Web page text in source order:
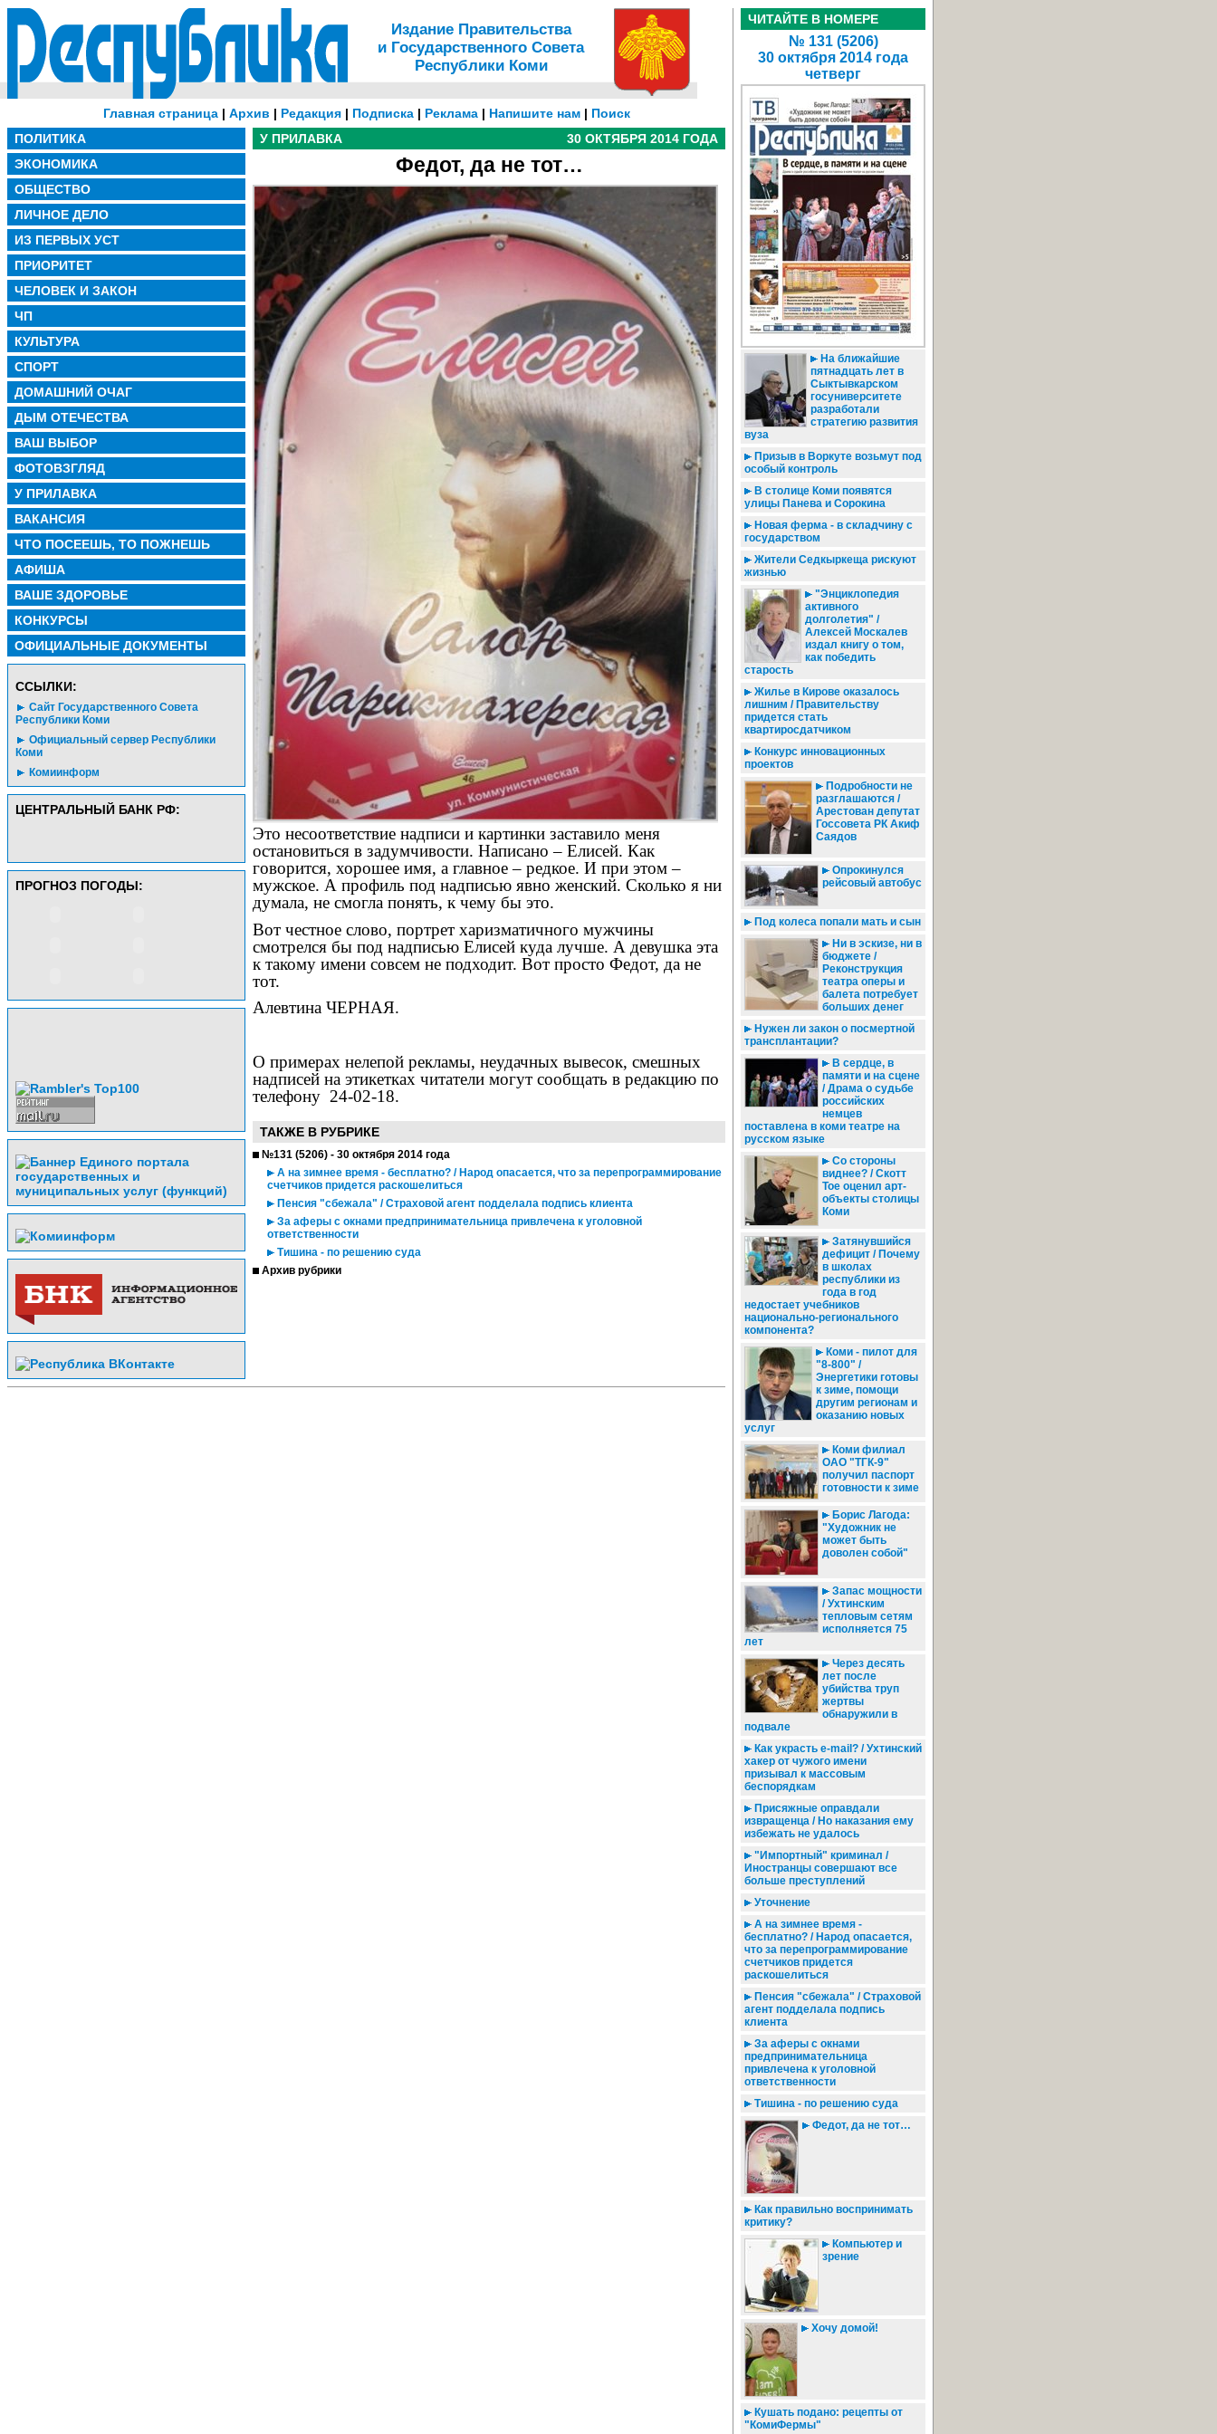
Издание Правительства
и Государственного Совета
Республики Коми
Главная страница| Архив | Редакция| Подписка| Реклама| Напишите нам| Поиск
ПОЛИТИКА
ЭКОНОМИКА
ОБЩЕСТВО
ЛИЧНОЕ ДЕЛО
ИЗ ПЕРВЫХ УСТ
ПРИОРИТЕТ
ЧЕЛОВЕК И ЗАКОН
ЧП
КУЛЬТУРА
СПОРТ
ДОМАШНИЙ ОЧАГ
ДЫМ ОТЕЧЕСТВА
ВАШ ВЫБОР
ФОТОВЗГЛЯД
У ПРИЛАВКА
ВАКАНСИЯ
ЧТО ПОСЕЕШЬ, ТО ПОЖНЕШЬ
АФИША
ВАШЕ ЗДОРОВЬЕ
КОНКУРСЫ
ОФИЦИАЛЬНЫЕ ДОКУМЕНТЫ
CСЫЛКИ:
Сайт Государственного Совета
Республики Коми
Официальный сервер Республики
Коми
Комиинформ
ЦЕНТРАЛЬНЫЙ БАНК РФ:
ПРОГНОЗ ПОГОДЫ:
У ПРИЛАВКА 30 ОКТЯБРЯ 2014 ГОДА
Федот, да не тот…
Это несоответствие надписи и картинки заставило меня
остановиться в задумчивости. Написано – Елисей. Как
говорится, хорошее имя, а главное – редкое. И при этом –
мужское. А профиль под надписью явно женский. Сколько я ни
думала, не смогла понять, к чему бы это.
Вот честное слово, портрет харизматичного мужчины
смотрелся бы под надписью Елисей куда лучше. А девушка эта
к такому имени совсем не подходит. Вот просто Федот, да не
тот.
Алевтина ЧЕРНАЯ.
О примерах нелепой рекламы, неудачных вывесок, смешных
надписей на этикетках читатели могут сообщать в редакцию по
телефону 24-02-18.
ТАКЖЕ В РУБРИКЕ
№131 (5206) - 30 октября 2014 года
А на зимнее время - бесплатно? / Народ опасается, что за перепрограммирование
счетчиков придется раскошелиться
Пенсия "сбежала" / Страховой агент подделала подпись клиента
За аферы с окнами предпринимательница привлечена к уголовной
ответственности
Тишина - по решению суда
Архив рубрики
ЧИТАЙТЕ В НОМЕРЕ
№ 131 (5206)
30 октября 2014 года
четверг
На ближайшие
пятнадцать лет в
Сыктывкарском
госуниверситете
разработали
стратегию развития
вуза
Призыв в Воркуте возьмут под
особый контроль
В столице Коми появятся
улицы Панева и Сорокина
Новая ферма - в складчину с
государством
Жители Седкыркеща рискуют
жизнью
"Энциклопедия
активного
долголетия" /
Алексей Москалев
издал книгу о том,
как победить
старость
Жилье в Кирове оказалось
лишним / Правительству
придется стать
квартиросдатчиком
Конкурс инновационных
проектов
Подробности не
разглашаются /
Арестован депутат
Госсовета РК Акиф
Саядов
Опрокинулся
рейсовый автобус
Под колеса попали мать и сын
Ни в эскизе, ни в
бюджете /
Реконструкция
театра оперы и
балета потребует
больших денег
Нужен ли закон о посмертной
трансплантации?
В сердце, в
памяти и на сцене
/ Драма о судьбе
российских
немцев
поставлена в коми театре на
русском языке
Со стороны
виднее? / Скотт
Тое оценил арт-
объекты столицы
Коми
Затянувшийся
дефицит / Почему
в школах
республики из
года в год
недостает учебников
национально-регионального
компонента?
Коми - пилот для
"8-800" /
Энергетики готовы
к зиме, помощи
другим регионам и
оказанию новых
услуг
Коми филиал
ОАО "ТГК-9"
получил паспорт
готовности к зиме
Борис Лагода:
"Художник не
может быть
доволен собой"
Запас мощности
/ Ухтинским
тепловым сетям
исполняется 75
лет
Через десять
лет после
убийства труп
жертвы
обнаружили в
подвале
Как украсть e-mail? / Ухтинский
хакер от чужого имени
призывал к массовым
беспорядкам
Присяжные оправдали
извращенца / Но наказания ему
избежать не удалось
"Импортный" криминал /
Иностранцы совершают все
больше преступлений
Уточнение
А на зимнее время -
бесплатно? / Народ опасается,
что за перепрограммирование
счетчиков придется
раскошелиться
Пенсия "сбежала" / Страховой
агент подделала подпись
клиента
За аферы с окнами
предпринимательница
привлечена к уголовной
ответственности
Тишина - по решению суда
Федот, да не тот…
Как правильно воспринимать
критику?
Компьютер и
зрение
Хочу домой!
Кушать подано: рецепты от
"КомиФермы"